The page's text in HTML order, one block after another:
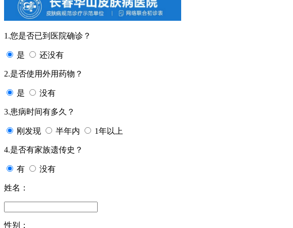
1.您是否已到医院确诊？
是 还没有
2.是否使用外用药物？
是 没有
3.患病时间有多久？
刚发现 半年内 1年以上
4.是否有家族遗传史？
有 没有
姓名：
性别：